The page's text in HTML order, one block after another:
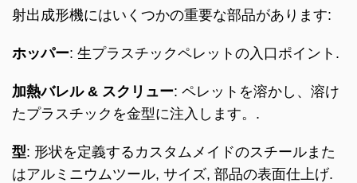
射出成形機にはいくつかの重要な部品があります:
ホッパー: 生プラスチックペレットの入口ポイント.
加熱バレル & スクリュー: ペレットを溶かし、溶け
たプラスチックを金型に注入します。.
型: 形状を定義するカスタムメイドのスチールまた
はアルミニウムツール, サイズ, 部品の表面仕上げ.